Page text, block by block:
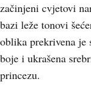
začinjeni cvjetovi
bazi leže tonovi
oblika prekrivena je
boje i ukrašena
princezu.